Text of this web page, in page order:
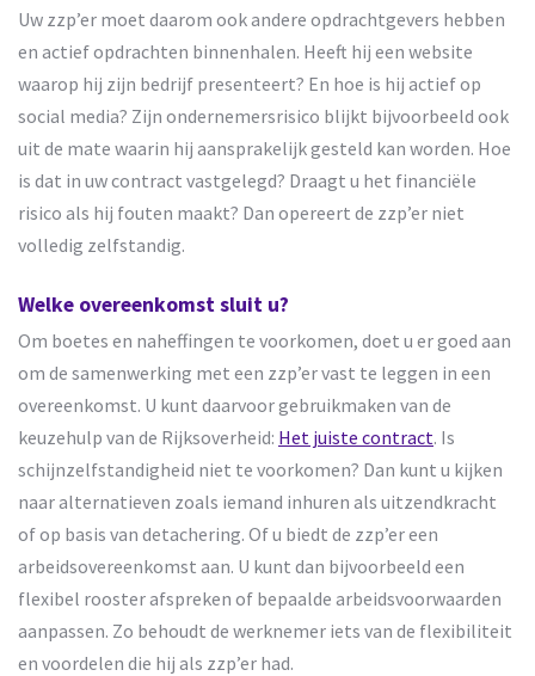
Uw zzp’er moet daarom ook andere opdrachtgevers hebben
en actief opdrachten binnenhalen. Heeft hij een website
waarop hij zijn bedrijf presenteert? En hoe is hij actief op
social media? Zijn ondernemersrisico blijkt bijvoorbeeld ook
uit de mate waarin hij aansprakelijk gesteld kan worden. Hoe
is dat in uw contract vastgelegd? Draagt u het financiële
risico als hij fouten maakt? Dan opereert de zzp’er niet
volledig zelfstandig.
Welke overeenkomst sluit u?
Om boetes en naheffingen te voorkomen, doet u er goed aan
om de samenwerking met een zzp’er vast te leggen in een
overeenkomst. U kunt daarvoor gebruikmaken van de
keuzehulp van de Rijksoverheid: Het juiste contract. Is
schijnzelfstandigheid niet te voorkomen? Dan kunt u kijken
naar alternatieven zoals iemand inhuren als uitzendkracht
of op basis van detachering. Of u biedt de zzp’er een
arbeidsovereenkomst aan. U kunt dan bijvoorbeeld een
flexibel rooster afspreken of bepaalde arbeidsvoorwaarden
aanpassen. Zo behoudt de werknemer iets van de flexibiliteit
en voordelen die hij als zzp’er had.